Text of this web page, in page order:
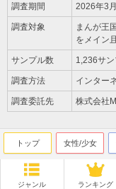
調査期間 2026年3
調査対象
まんが王
をメイン
サンプル数 1,236サ
調査方法 インター
調査委託先 株式会社
トップ 女性/少女
ジャンル ランキング